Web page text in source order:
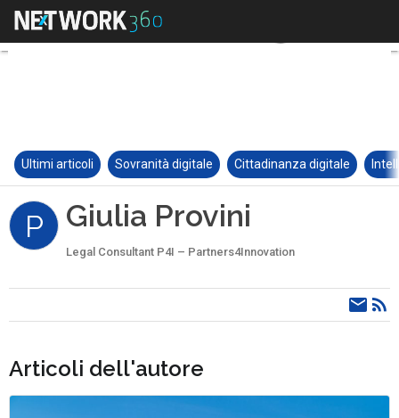
Ultimi articoli Sovranità digitale Cittadinanza digitale
P Giulia Provini
Legal Consultant P4I – Partners4Innovation
Articoli dell'autore